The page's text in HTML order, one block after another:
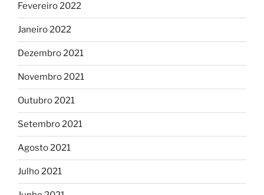
Fevereiro 2022
Janeiro 2022
Dezembro 2021
Novembro 2021
Outubro 2021
Setembro 2021
Agosto 2021
Julho 2021